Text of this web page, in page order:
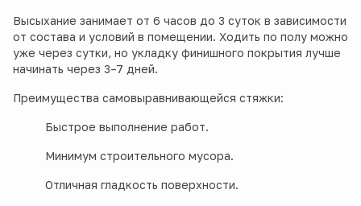
Высыхание занимает от 6 часов до 3 суток в зависимости
от состава и условий в помещении. Ходить по полу можно
уже через сутки, но укладку финишного покрытия лучше
начинать через 3–7 дней.
Преимущества самовыравнивающейся стяжки:
Быстрое выполнение работ.
Минимум строительного мусора.
Отличная гладкость поверхности.